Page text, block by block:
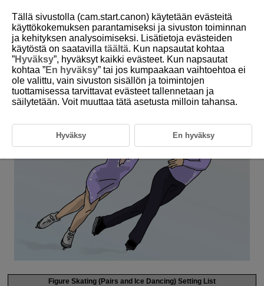
6-18 Winter: Figure Skating (Pairs and Ice
Dancing)
This setting is perfect for pairs figure skating and ice dancing.
Figure Skating (Pairs and Ice Dancing) Setting List
Tällä sivustolla (cam.start.canon) käytetään evästeitä
käyttökokemuksen parantamiseksi ja sivuston toiminnan
ja kehityksen analysoimiseksi. Lisätietoja evästeiden
käytöstä on saatavilla täältä. Kun napsautat kohtaa
”Hyväksy”, hyväksyt kaikki evästeet. Kun napsautat
kohtaa ”En hyväksy” tai jos kumpaakaan vaihtoehtoa ei
ole valittu, vain sivuston sisällön ja toimintojen
tuottamisessa tarvittavat evästeet tallennetaan ja
säilytetään. Voit muuttaa tätä asetusta milloin tahansa.
Hyväksy En hyväksy